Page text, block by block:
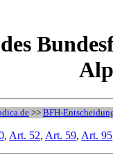
>> BFH-
, Art. 52, Art. 59, Art. 95